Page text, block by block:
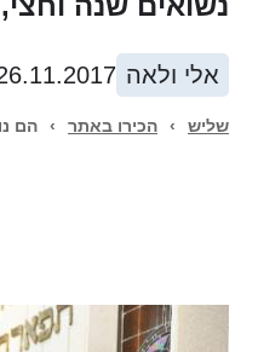
אלי ולאה
שליש › הכירו באתר › הם